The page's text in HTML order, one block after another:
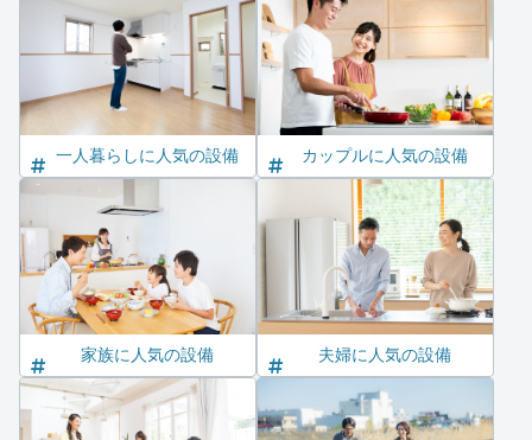
一人暮らしに人気の設備 カップルに人気の設備
家族に人気の設備 夫婦に人気の設備